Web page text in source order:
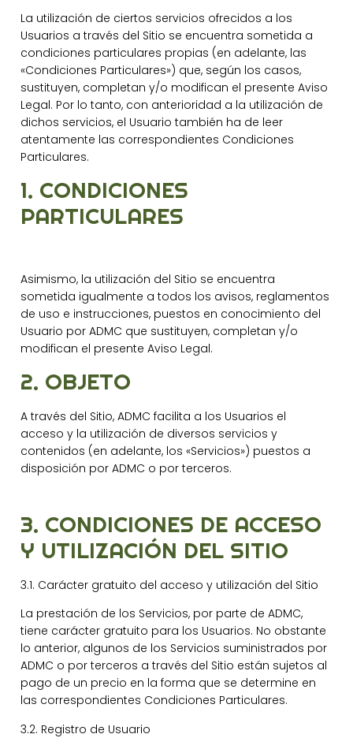
La utilización de ciertos servicios ofrecidos a los
Usuarios a través del Sitio se encuentra sometida a
condiciones particulares propias (en adelante, las
«Condiciones Particulares») que, según los casos,
sustituyen, completan y/o modifican el presente Aviso
Legal. Por lo tanto, con anterioridad a la utilización de
dichos servicios, el Usuario también ha de leer
atentamente las correspondientes Condiciones
Particulares.
1. CONDICIONES
PARTICULARES
Asimismo, la utilización del Sitio se encuentra
sometida igualmente a todos los avisos, reglamentos
de uso e instrucciones, puestos en conocimiento del
Usuario por ADMC que sustituyen, completan y/o
modifican el presente Aviso Legal.
2. OBJETO
A través del Sitio, ADMC facilita a los Usuarios el
acceso y la utilización de diversos servicios y
contenidos (en adelante, los «Servicios») puestos a
disposición por ADMC o por terceros.
3. CONDICIONES DE ACCESO
Y UTILIZACIÓN DEL SITIO
3.1. Carácter gratuito del acceso y utilización del Sitio
La prestación de los Servicios, por parte de ADMC,
tiene carácter gratuito para los Usuarios. No obstante
lo anterior, algunos de los Servicios suministrados por
ADMC o por terceros a través del Sitio están sujetos al
pago de un precio en la forma que se determine en
las correspondientes Condiciones Particulares.
3.2. Registro de Usuario